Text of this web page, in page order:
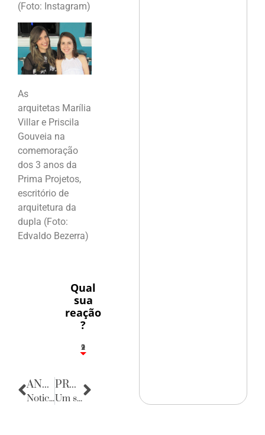
(Foto: Instagram)
As
arquitetas Marília
Villar e Priscila
Gouveia na
comemoração
dos 3 anos da
Prima Projetos,
escritório de
arquitetura da
dupla (Foto:
Edvaldo Bezerra)
Qual
sua
reação
?
2
1
2
9
ANTERIOR
Noticias de Sergipe
PRÓXIMA
Um sucesso o Brazilian Day de 2013